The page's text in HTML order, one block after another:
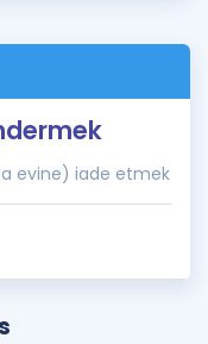
evine) iade etmek